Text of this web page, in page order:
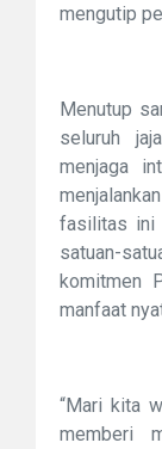
mengutip
Menutup
seluruh
menjaga
fasilitas ini
satuan-
komitmen
manfaat
“Mari kita
memberi